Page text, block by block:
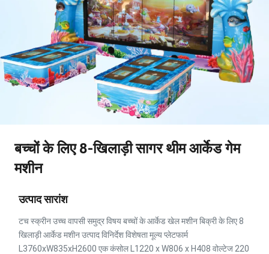
बच्चों के लिए 8-खिलाड़ी सागर थीम आर्केड गेम
मशीन
उत्पाद सारांश
टच स्क्रीन उच्च वापसी समुद्र विषय बच्चों के आर्केड खेल मशीन बिक्री के लिए 8
खिलाड़ी आर्केड मशीन उत्पाद विनिर्देश विशेषता मूल्य प्लेटफार्म
L3760xW835xH2600 एक कंसोल L1220 x W806 x H408 वोल्टेज 220